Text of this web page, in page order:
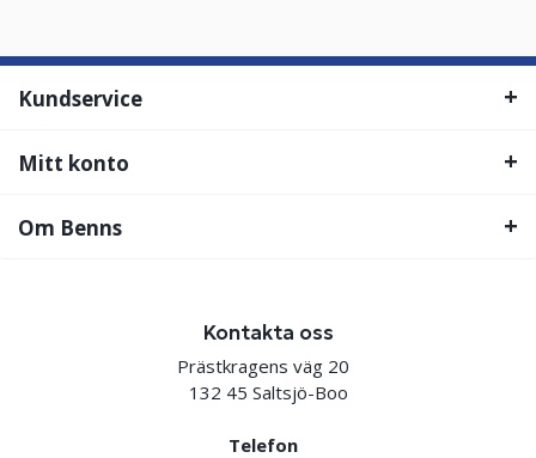
Kundservice
Mitt konto
Om Benns
Kontakta oss
Prästkragens väg 20
132 45 Saltsjö-Boo
Telefon